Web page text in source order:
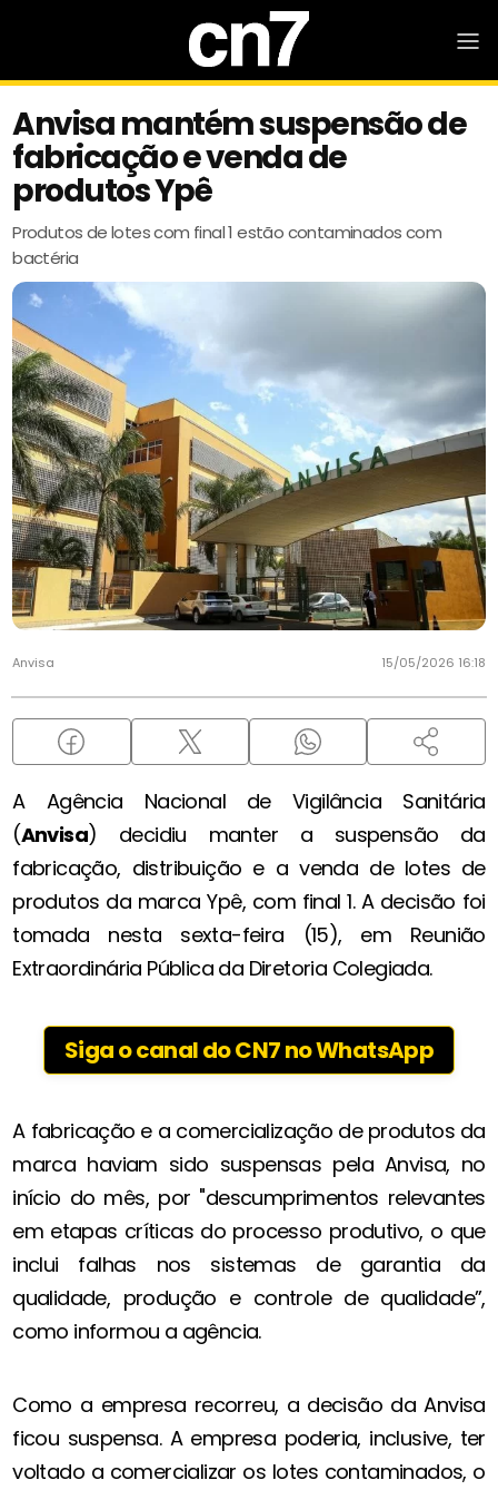
Anvisa mantém suspensão de
fabricação e venda de
produtos Ypê
Produtos de lotes com final 1 estão contaminados com
bactéria
Anvisa 15/05/2026 16:18
A Agência Nacional de Vigilância Sanitária
(Anvisa) decidiu manter a suspensão da
fabricação, distribuição e a venda de lotes de
produtos da marca Ypê, com final 1. A decisão foi
tomada nesta sexta-feira (15), em Reunião
Extraordinária Pública da Diretoria Colegiada.
Siga o canal do CN7 no WhatsApp
A fabricação e a comercialização de produtos da
marca haviam sido suspensas pela Anvisa, no
início do mês, por "descumprimentos relevantes
em etapas críticas do processo produtivo, o que
inclui falhas nos sistemas de garantia da
qualidade, produção e controle de qualidade”,
como informou a agência.
Como a empresa recorreu, a decisão da Anvisa
ficou suspensa. A empresa poderia, inclusive, ter
voltado a comercializar os lotes contaminados, o